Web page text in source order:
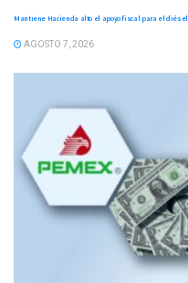
Mantiene Hacienda alto el apoyo fiscal para el diésel
AGOSTO 7, 2026